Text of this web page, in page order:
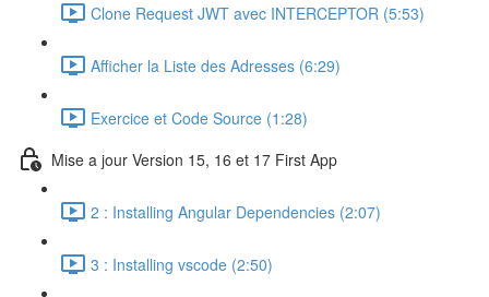
Clone Request JWT avec INTERCEPTOR (5:53)
Afficher la Liste des Adresses (6:29)
Exercice et Code Source (1:28)
Mise a jour Version 15, 16 et 17 First App
2 : Installing Angular Dependencies (2:07)
3 : Installing vscode (2:50)